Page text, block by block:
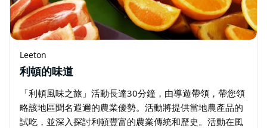
Leeton
利頓的味道
「利頓風味之旅」活動長達30分鐘，由導遊帶領，帶您領
略該地區聞名遐邇的農業優勢。活動將提供當地農產品的
試吃，並深入探討利頓豐富的農業傳統和歷史。活動在風